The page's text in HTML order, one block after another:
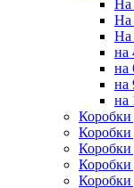
На
На
На
на
на
на
на
Коробки
Коробки
Коробки
Коробки